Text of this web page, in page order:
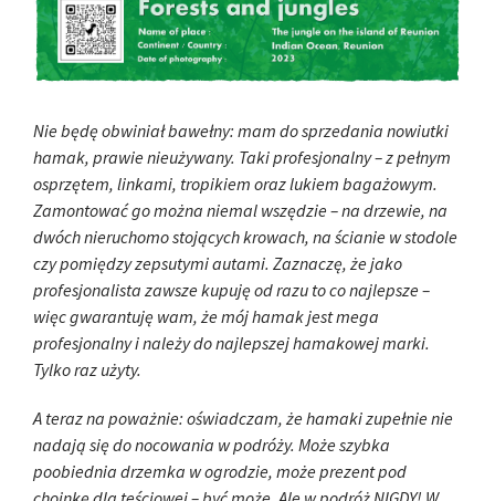
Nie będę obwiniał bawełny: mam do sprzedania nowiutki
hamak, prawie nieużywany. Taki profesjonalny – z pełnym
osprzętem, linkami, tropikiem oraz lukiem bagażowym.
Zamontować go można niemal wszędzie – na drzewie, na
dwóch nieruchomo stojących krowach, na ścianie w stodole
czy pomiędzy zepsutymi autami. Zaznaczę, że jako
profesjonalista zawsze kupuję od razu to co najlepsze –
więc gwarantuję wam, że mój hamak jest mega
profesjonalny i należy do najlepszej hamakowej marki.
Tylko raz użyty.
A teraz na poważnie: oświadczam, że hamaki zupełnie nie
nadają się do nocowania w podróży. Może szybka
poobiednia drzemka w ogrodzie, może prezent pod